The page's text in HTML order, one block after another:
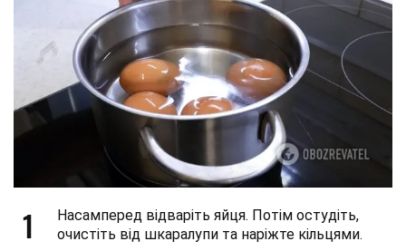
1
Насамперед відваріть яйця. Потім остудіть,
очистіть від шкаралупи та наріжте кільцями.